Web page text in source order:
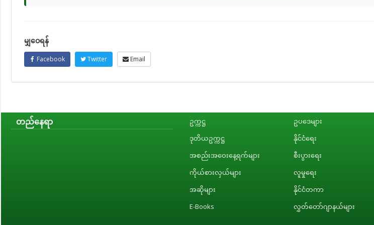
မျှဝေရန်
Facebook Twitter Email
တည်နေရာ
ဥက္ကဋ္ဌ
ဒုတိယဥက္ကဋ္ဌ
အစည်းအဝေးနေ့ရက်များ
ကိုယ်စားလှယ်များ
အဆိုများ
E-Books
ဥပဒေများ
နိုင်ငံရေး
စီးပွားရေး
လူမှုရေး
နိုင်ငံတကာ
လွှတ်တော်ဂျာနယ်များ